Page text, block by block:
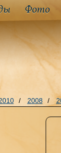
Фото
/ 2008 /